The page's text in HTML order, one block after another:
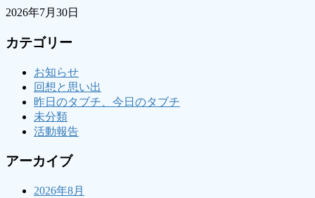
2026年7月30日
カテゴリー
お知らせ
回想と思い出
昨日のタブチ、今日のタブチ
未分類
活動報告
アーカイブ
2026年8月